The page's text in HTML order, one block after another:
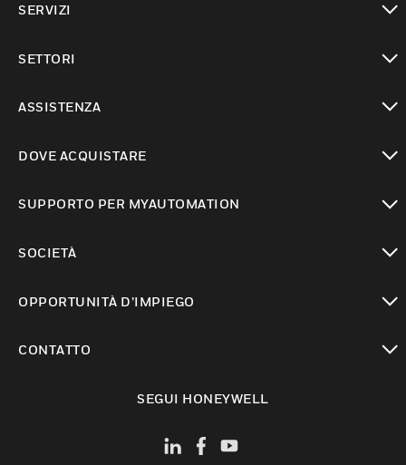
SERVIZI
SETTORI
ASSISTENZA
DOVE ACQUISTARE
SUPPORTO PER MYAUTOMATION
SOCIETÀ
OPPORTUNITÀ D’IMPIEGO
CONTATTO
SEGUI HONEYWELL